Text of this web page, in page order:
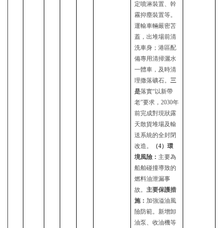
定噴淋裝置、幹
霧抑塵裝置等。
運輸車輛嚴密苫
蓋，出堆場前清
洗車身；港區配
備專用清掃灑水
一體車，及時清
理撒落礦石。三
是落實“以新帶
老”要求，2030年
前完成對現狀露
天散貨堆場及輸
送系統的全封閉
改造。
（4）環
境風險： 主要為
船舶碰撞導致的
燃料油泄漏事
故。主要保護措
施： 加強溢油風
險防範。新增卸
油泵、收油機等